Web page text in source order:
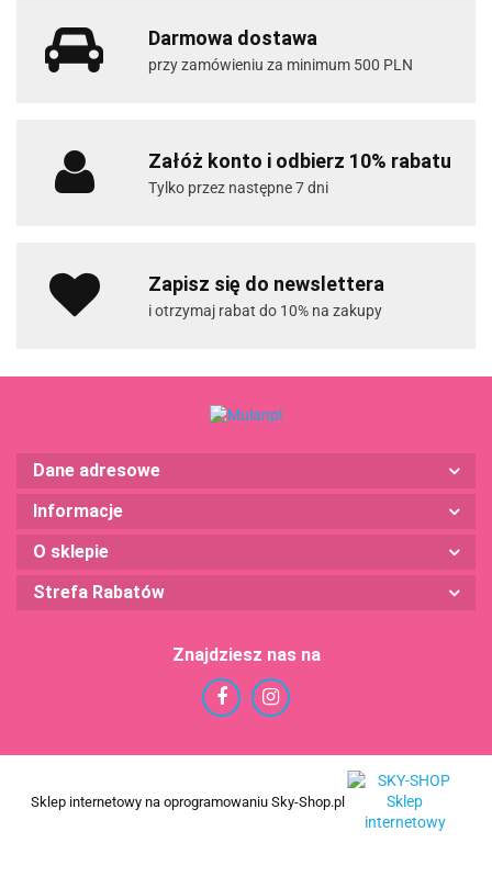
Darmowa dostawa
przy zamówieniu za minimum 500 PLN
Załóż konto i odbierz 10% rabatu
Tylko przez następne 7 dni
Zapisz się do newslettera
i otrzymaj rabat do 10% na zakupy
Dane adresowe
Informacje
O sklepie
Strefa Rabatów
Znajdziesz nas na
Sklep internetowy na oprogramowaniu Sky-Shop.pl